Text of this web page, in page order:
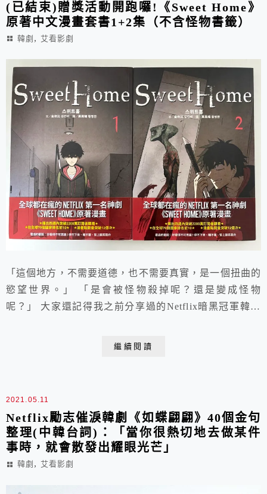
(已結束)贈獎活動開跑囉!《Sweet Home》
原著中文漫畫套書1+2集（不含怪物書籤）
韓劇 , 艾看影劇
「這個地方，不需要道德，也不需要真實，是一個扭曲的
慾望世界。」 「是會被怪物殺掉呢？還是變成怪物
呢？」 大家還記得我之前分享過的Netflix暗黑冠軍韓劇
億,讀者評分高達9.85近滿分👍 目前原創漫畫中文版也在
繼續閱讀
2021.05.11
Netflix勵志催淚韓劇《如蝶翩翩》40個金句
整理(中韓台詞)：「當你很熱切地去做某件
事時，就會散發出耀眼光芒」
韓劇 , 艾看影劇